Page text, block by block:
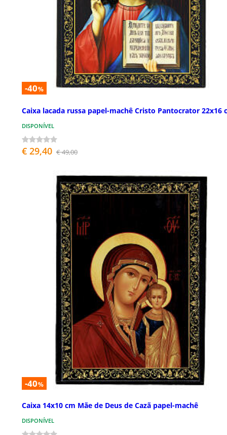
-40%
Caixa lacada russa papel-machê Cristo Pantocrator 22x16
DISPONÍVEL
€ 29,40 € 49,00
-40%
Caixa 14x10 cm Mãe de Deus de Cazã papel-machê
DISPONÍVEL